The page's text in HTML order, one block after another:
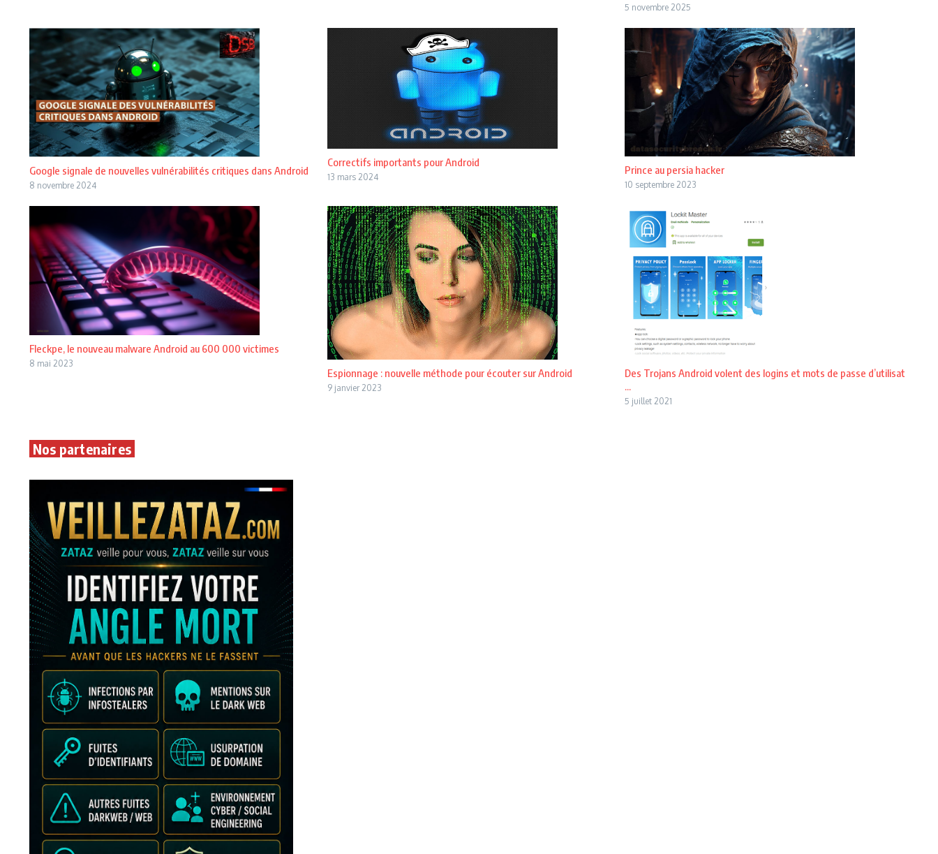
5 novembre 2025
Google signale de nouvelles vulnérabilités critiques dans Android
8 novembre 2024
Correctifs importants pour Android
13 mars 2024
Prince au persia hacker
10 septembre 2023
Fleckpe, le nouveau malware Android au 600 000 victimes
8 mai 2023
Espionnage : nouvelle méthode pour écouter sur Android
9 janvier 2023
Des Trojans Android volent des logins et mots de passe d’utilisat
...
5 juillet 2021
Nos partenaires